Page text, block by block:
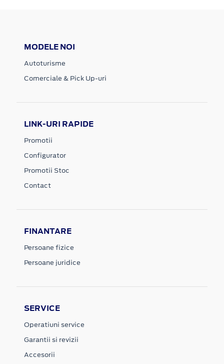
MODELE NOI
Autoturisme
Comerciale & Pick Up-uri
LINK-URI RAPIDE
Promotii
Configurator
Promotii Stoc
Contact
FINANTARE
Persoane fizice
Persoane juridice
SERVICE
Operatiuni service
Garantii si revizii
Accesorii